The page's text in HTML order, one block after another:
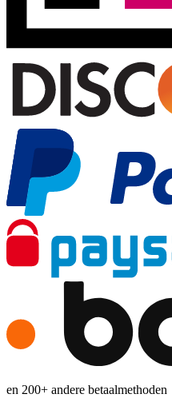
en 200+ andere betaalmethoden